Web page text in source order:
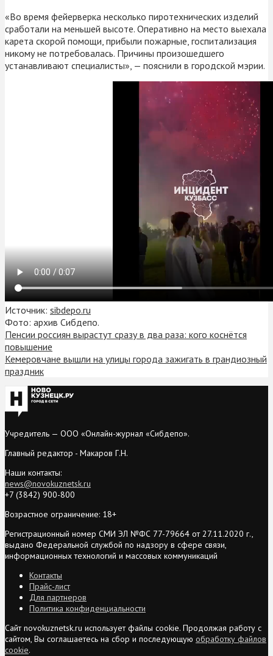
«Во время фейерверка несколько пиротехнических изделий
сработали на меньшей высоте. Оперативно на место выехала
карета скорой помощи, прибыли пожарные, госпитализация
никому не потребовалась. Причины произошедшего
устанавливают специалисты», — пояснили в городской мэрии.
Источник: sibdepo.ru
Фото: архив Сибдепо.
Пенсии россиян вырастут сразу в два раза: кого коснётся
повышение
Кемеровчане вышли на улицы города зажигать в грандиозный
праздник
Учредитель — ООО «Онлайн-журнал «Сибдепо».
Главный редактор - Макаров Г.Н.
Наши контакты:
news@novokuznetsk.ru
+7 (3842) 900-800
Возрастное ограничение: 18+
Регистрационный номер СМИ ЭЛ №ФС 77-79664 от 27.11.2020 г.,
выдано Федеральной службой по надзору в сфере связи,
информационных технологий и массовых коммуникаций
Контакты
Прайс-лист
Для партнеров
Политика конфиденциальности
Сайт novokuznetsk.ru использует файлы cookie. Продолжая работу с
сайтом, Вы соглашаетесь на сбор и последующую обработку файлов
cookie.